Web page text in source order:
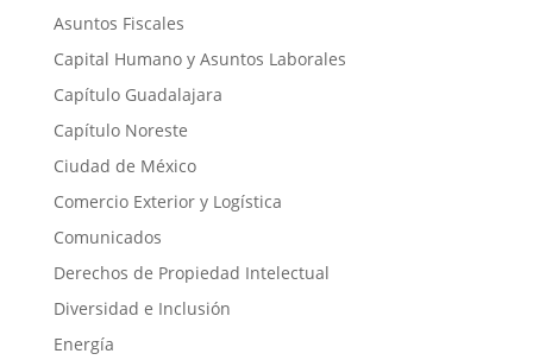
Asuntos Fiscales
Capital Humano y Asuntos Laborales
Capítulo Guadalajara
Capítulo Noreste
Ciudad de México
Comercio Exterior y Logística
Comunicados
Derechos de Propiedad Intelectual
Diversidad e Inclusión
Energía